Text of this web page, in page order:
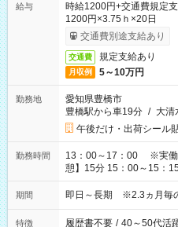
給与
時給1200円+交通費規定
1200円×3.75ｈ×20日
交通費別途支給あり
交通費 規定支給あり
月収例 5～10万円
勤務地
愛知県豊橋市
豊橋駅から車19分 / 大清
午後だけ・出荷シール
勤務時間
13：00～17：00 ※実働3.75時間 ◆16時まで
憩】15分 15：00～15：
期間 即日～長期 ※2.3ヵ月毎
特徴 履歴書不要 / 40～50代活